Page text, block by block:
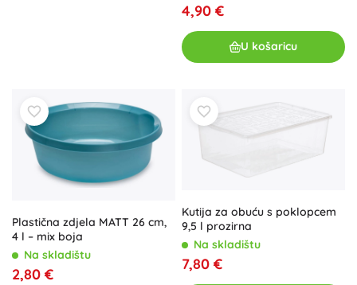
4,90 €
U košaricu
Plastična zdjela MATT 26 cm,
4 l – mix boja
Na skladištu
2,80 €
Kutija za obuću s poklopcem
9,5 l prozirna
Na skladištu
7,80 €